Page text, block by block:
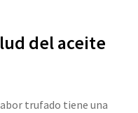
del aceite
trufado tiene una